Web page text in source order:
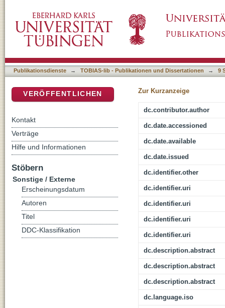
Publikationsdienste → TOBIAS-lib - Publikationen und Dissertationen → 9
Zur Kurzanzeige
dc.contributor.author
dc.date.accessioned
dc.date.available
dc.date.issued
dc.identifier.other
dc.identifier.uri
dc.identifier.uri
dc.identifier.uri
dc.identifier.uri
dc.description.abstract
dc.description.abstract
dc.description.abstract
dc.language.iso
VERÖFFENTLICHEN
Kontakt
Verträge
Hilfe und Informationen
Stöbern
Sonstige / Externe
Erscheinungsdatum
Autoren
Titel
DDC-Klassifikation